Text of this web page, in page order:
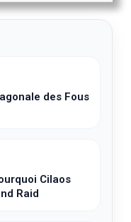
des Fous
Cilaos
Raid